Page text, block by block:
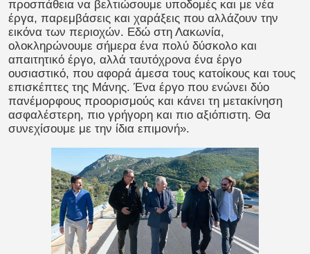
προσπάθεια να βελτιώσουμε υποδομές και με νέα
έργα, παρεμβάσεις και χαράξεις που αλλάζουν την
εικόνα των περιοχών. Εδώ στη Λακωνία,
ολοκληρώνουμε σήμερα ένα πολύ δύσκολο και
απαιτητικό έργο, αλλά ταυτόχρονα ένα έργο
ουσιαστικό, που αφορά άμεσα τους κατοίκους και τους
επισκέπτες της Μάνης. Ένα έργο που ενώνει δύο
πανέμορφους προορισμούς και κάνει τη μετακίνηση
ασφαλέστερη, πιο γρήγορη και πιο αξιόπιστη. Θα
συνεχίσουμε με την ίδια επιμονή».